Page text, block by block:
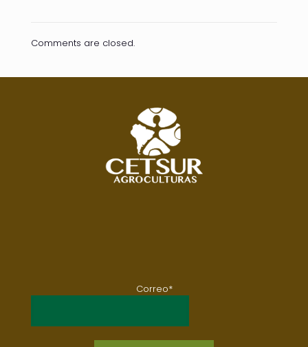
Comments are closed.
Correo*